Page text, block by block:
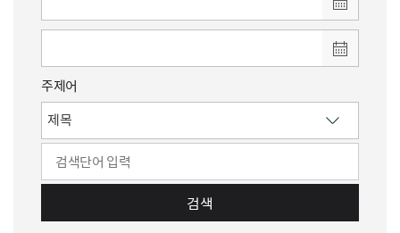
주제어
검색